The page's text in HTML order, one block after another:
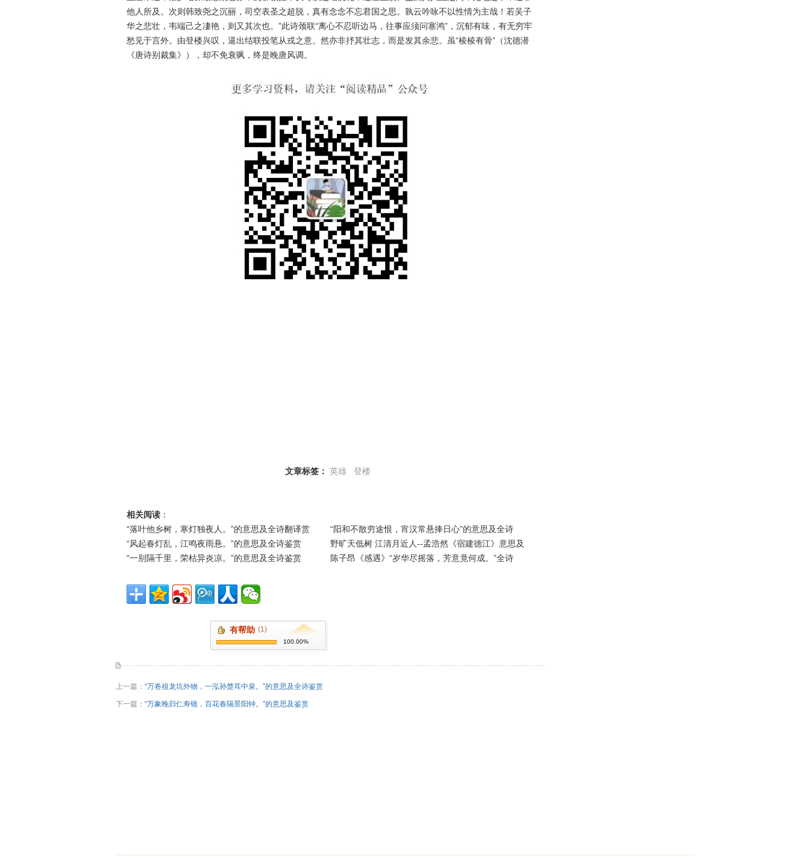
他人所及。次则韩致尧之沉丽，司空表圣之超脱，真有念念不忘君国之思。孰云吟咏不以性情为主哉！若吴子
华之悲壮，韦端己之凄艳，则又其次也。”此诗颈联“离心不忍听边马，往事应须问塞鸿”，沉郁有味，有无穷牢
愁见于言外。由登楼兴叹，逼出结联投笔从戎之意。然亦非抒其壮志，而是发其余悲。虽“棱棱有骨”（沈德潜
《唐诗别裁集》），却不免衰飒，终是晚唐风调。
文章标签： 英雄 登楼
相关阅读 ：
“落叶他乡树，寒灯独夜人。”的意思及全诗翻译赏
“阳和不散穷途恨，宵汉常悬捧日心”的意思及全诗
“风起春灯乱，江鸣夜雨悬。”的意思及全诗鉴赏
野旷天低树 江清月近人--孟浩然《宿建德江》意思及
“一别隔千里，荣枯异炎凉。”的意思及全诗鉴赏
陈子昂《感遇》“岁华尽摇落，芳意竟何成。”全诗
有帮助 (1)
100.00%
上一篇： “万卷祖龙坑外物，一泓孙楚耳中泉。”的意思及全诗鉴赏
下一篇： “万象晚归仁寿镜，百花春隔景阳钟。”的意思及鉴赏